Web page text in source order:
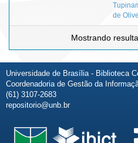
de
Mostrando
Universidade de Brasília - Biblioteca
Coordenadoria de Gestão da
(61) 3107-2683
repositorio@unb.br